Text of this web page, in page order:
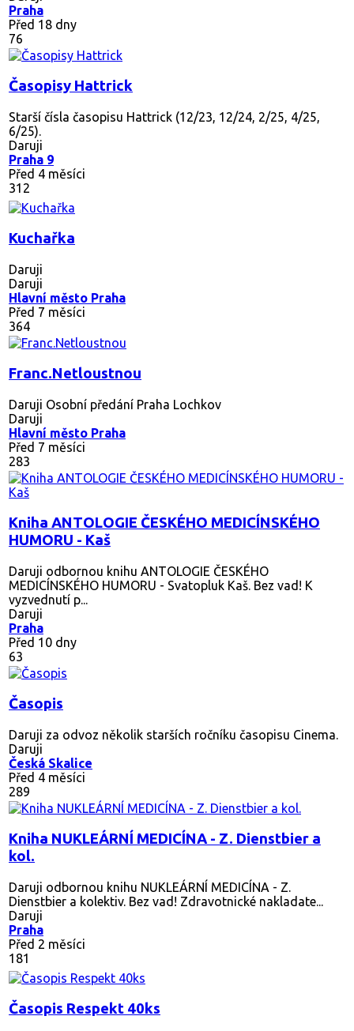
Praha
Před 18 dny
76
Časopisy Hattrick
Starší čísla časopisu Hattrick (12/23, 12/24, 2/25, 4/25,
6/25).
Daruji
Praha 9
Před 4 měsíci
312
Kuchařka
Daruji
Daruji
Hlavní město Praha
Před 7 měsíci
364
Franc.Netloustnou
Daruji Osobní předání Praha Lochkov
Daruji
Hlavní město Praha
Před 7 měsíci
283
Kniha ANTOLOGIE ČESKÉHO MEDICÍNSKÉHO
HUMORU - Kaš
Daruji odbornou knihu ANTOLOGIE ČESKÉHO
MEDICÍNSKÉHO HUMORU - Svatopluk Kaš. Bez vad! K
vyzvednutí p...
Daruji
Praha
Před 10 dny
63
Časopis
Daruji za odvoz několik starších ročníku časopisu Cinema.
Daruji
Česká Skalice
Před 4 měsíci
289
Kniha NUKLEÁRNÍ MEDICÍNA - Z. Dienstbier a
kol.
Daruji odbornou knihu NUKLEÁRNÍ MEDICÍNA - Z.
Dienstbier a kolektiv. Bez vad! Zdravotnické nakladate...
Daruji
Praha
Před 2 měsíci
181
Časopis Respekt 40ks